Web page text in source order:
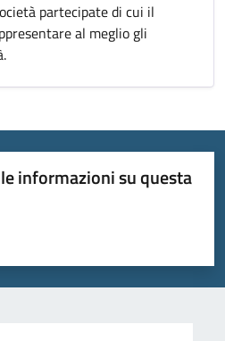
partecipate di cui il
al meglio gli
informazioni su questa
su 5
su 5
5